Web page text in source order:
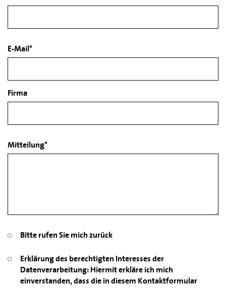
E-Mail*
Firma
Mitteilung*
Bitte rufen Sie mich zurück
Erklärung des berechtigten Interesses der
Datenverarbeitung: Hiermit erkläre ich mich
einverstanden, dass die in diesem Kontaktformular